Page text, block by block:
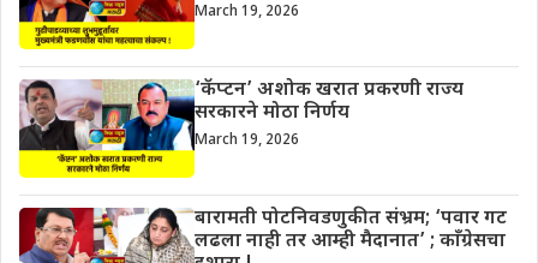
March 19, 2026
‘कॅप्टन’ अशोक खरात प्रकरणी राज्य
सरकारने मोठा निर्णय
March 19, 2026
बारामती पोटनिवडणुकीत संभ्रम; ‘पवार गट
लढला नाही तर आम्ही मैदानात’ ; काँग्रेसचा